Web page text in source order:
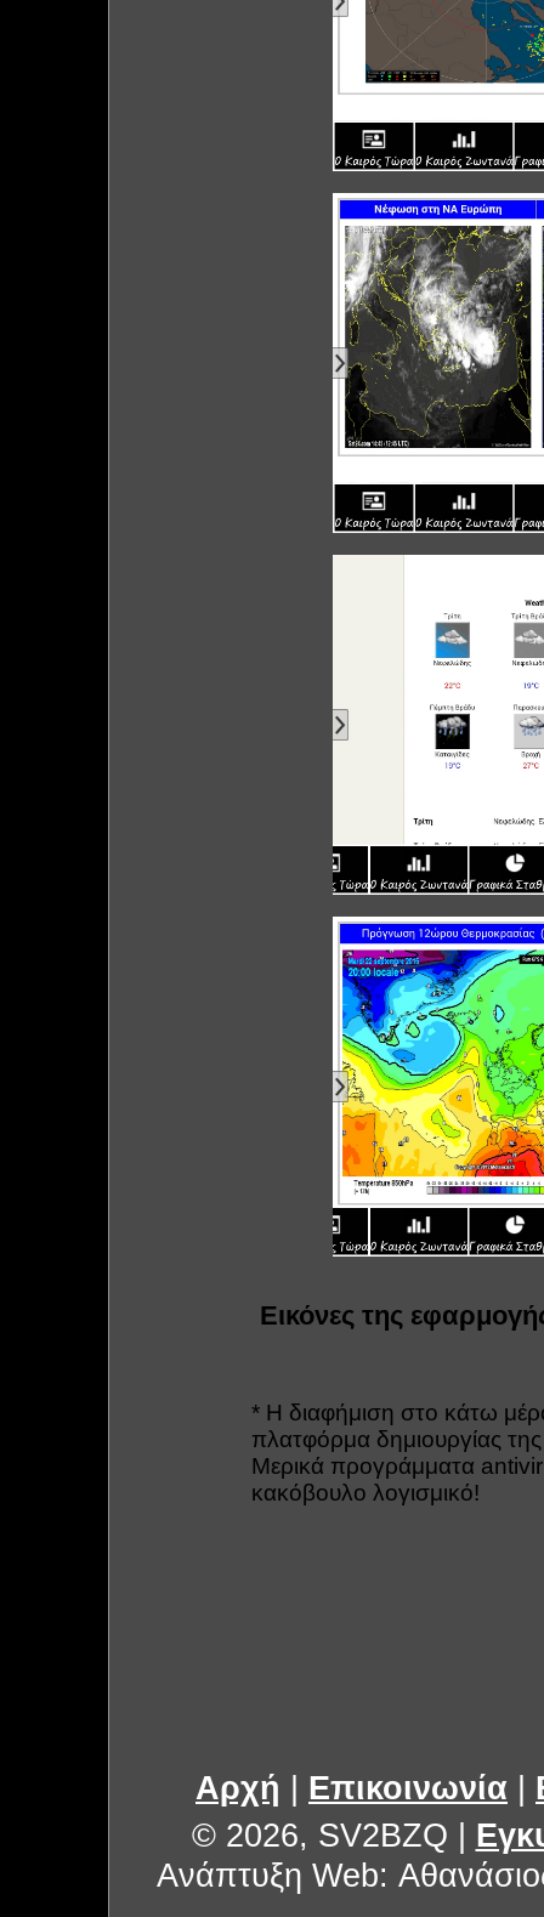
Εικόνες της
* Η διαφήμιση στο κάτω
πλατφόρμα δημιουργίας
Μερικά προγράμματα
κακόβουλο λογισμικό!
Αρχή Επικοινωνία
© 2026, SV2BZQ
Ανάπτυξη Web: